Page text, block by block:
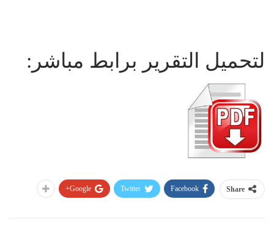
لتحميل التقرير برابط مباشر:
Share
Facebook
Twitter
Google+